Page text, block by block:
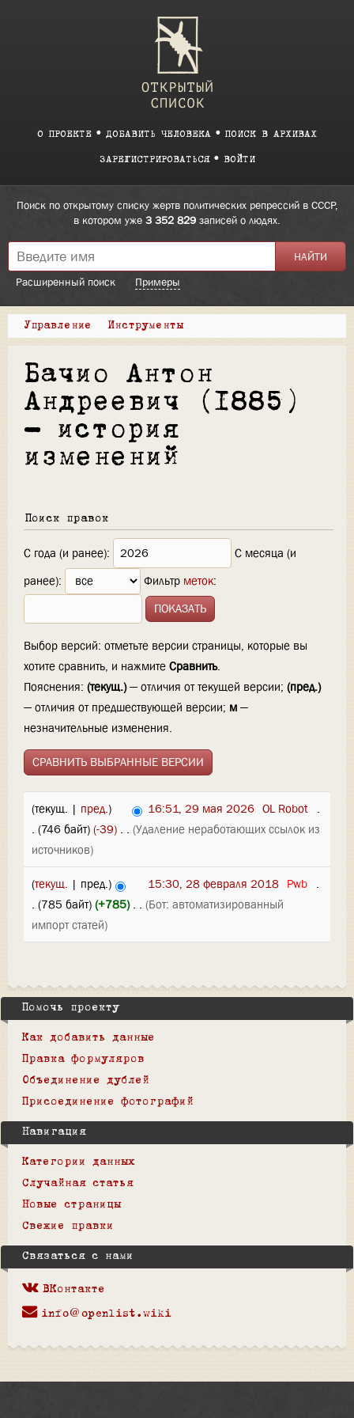
О ПРОЕКТЕ ДОБАВИТЬ ЧЕЛОВЕКА ПОИСК В АРХИВАХ
ЗАРЕГИСТРИРОВАТЬСЯ ВОЙТИ
Поиск по открытому списку жертв политических репрессий в СССР,
в котором уже 3 352 829 записей о людях.
Расширенный поиск Примеры
Управление Инструменты
Бачио Антон
Андреевич (1885)
— история
изменений
Поиск правок
С года (и ранее):
С месяца (и
ранее):
Фильтр меток:
Выбор версий: отметьте версии страницы, которые вы
хотите сравнить, и нажмите Сравнить.
Пояснения: (текущ.)— отличия от текущей версии; (пред.)
— отличия от предшествующей версии; м —
незначительные изменения.
(текущ. | пред.) 16:51, 29 мая 2026 OL Robot .
. (746 байт) (-39) . . (Удаление неработающих ссылок из
источников)
(текущ. | пред.) 15:30, 28 февраля 2018 Pwb .
. (785 байт) (+785)‎ . . (Бот: автоматизированный
импорт статей)
Помочь проекту
Как добавить данные
Правка формуляров
Объединение дублей
Присоединение фотографий
Навигация
Категории данных
Случайная статья
Новые страницы
Свежие правки
Связаться с нами
ВКонтакте
info@openlist.wiki